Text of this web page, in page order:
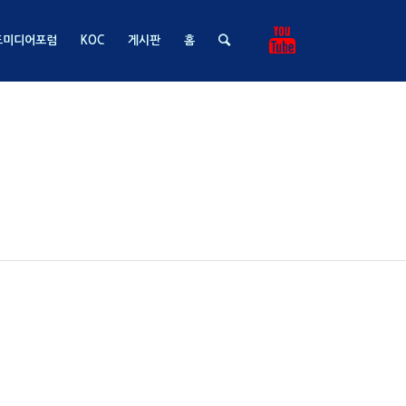
미디어포럼 KOC 게시판 홈